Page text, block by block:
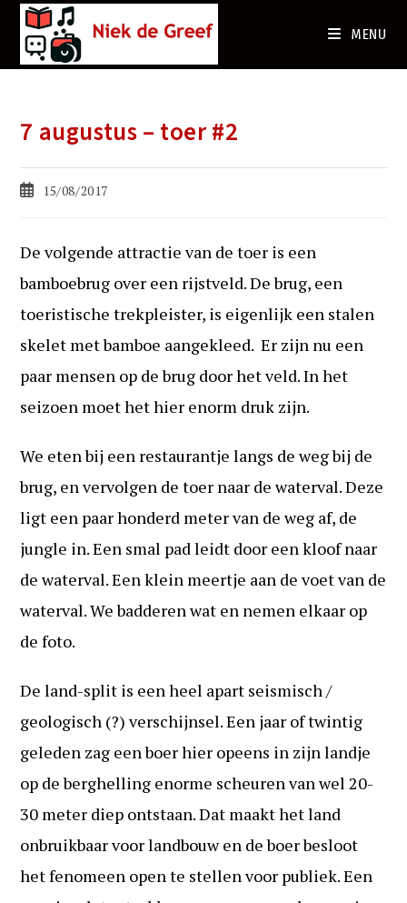
MENU
7 augustus – toer #2
Bericht15/08/2017
De volgende attractie van de toer is een
bamboebrug over een rijstveld. De brug, een
toeristische trekpleister, is eigenlijk een stalen
skelet met bamboe aangekleed. Er zijn nu een
paar mensen op de brug door het veld. In het
seizoen moet het hier enorm druk zijn.
We eten bij een restaurantje langs de weg bij de
brug, en vervolgen de toer naar de waterval. Deze
ligt een paar honderd meter van de weg af, de
jungle in. Een smal pad leidt door een kloof naar
de waterval. Een klein meertje aan de voet van de
waterval. We badderen wat en nemen elkaar op
de foto.
De land-split is een heel apart seismisch /
geologisch (?) verschijnsel. Een jaar of twintig
geleden zag een boer hier opeens in zijn landje
op de berghelling enorme scheuren van wel 20-
30 meter diep ontstaan. Dat maakt het land
onbruikbaar voor landbouw en de boer besloot
het fenomeen open te stellen voor publiek. Een